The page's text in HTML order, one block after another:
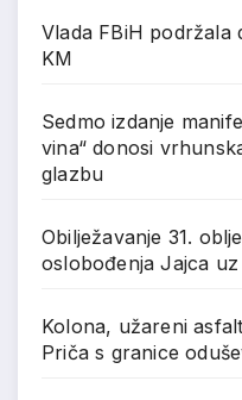
Vlada FBiH podržala
KM
Sedmo izdanje
vina“ donosi
glazbu
Obilježavanje 31.
oslobođenja Jajca
Kolona, užareni
Priča s granice